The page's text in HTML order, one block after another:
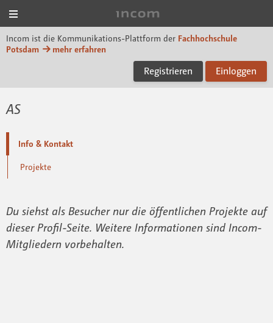
Incom ist die Kommunikations-Plattform der Fachhochschule
Potsdam
mehr erfahren
Registrieren Einloggen
AS
Info & Kontakt
Projekte
Du siehst als Besucher nur die öffentlichen Projekte auf
dieser Profil-Seite. Weitere Informationen sind Incom-
Mitgliedern vorbehalten.